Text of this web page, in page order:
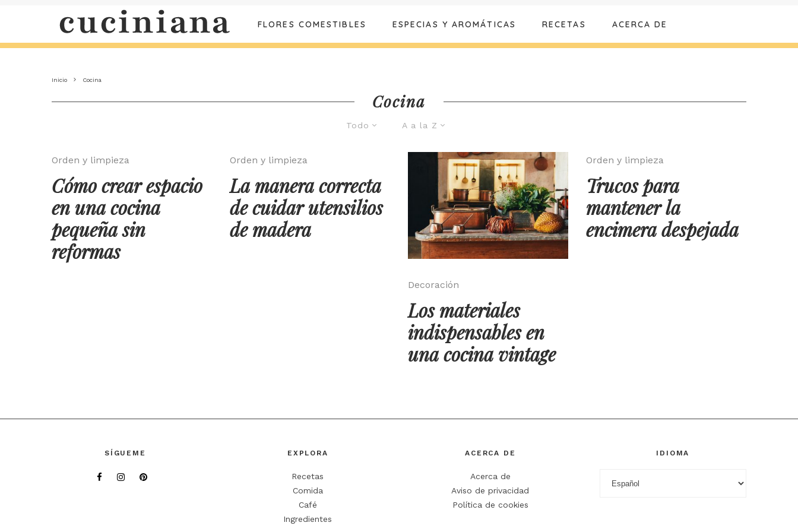
FLORES COMESTIBLES ESPECIAS Y AROMÁTICAS RECETAS ACERCA DE
Inicio Cocina
Cocina
Todo A a la Z
Orden y limpieza
Cómo crear espacio
en una cocina
pequeña sin
reformas
Orden y limpieza
La manera correcta
de cuidar utensilios
de madera
Decoración
Los materiales
indispensables en
una cocina vintage
Orden y limpieza
Trucos para
mantener la
encimera despejada
SÍGUEME EXPLORA
Recetas
Comida
Café
Ingredientes
ACERCA DE
Acerca de
Aviso de privacidad
Política de cookies
IDIOMA